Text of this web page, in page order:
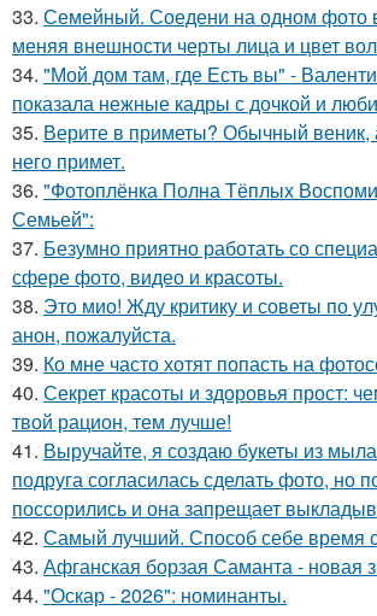
33. Семейный. Соедени на одном фото
меняя внешности черты лица и цвет
34. "Мой дом там, где Есть вы" -
показала нежные кадры с дочкой и
35. Верите в приметы? Обычный веник,
него примет.
36. "Фотоплёнка Полна Тёплых
Семьей":
37. Безумно приятно работать со
сфере фото, видео и красоты.
38. Это мио! Жду критику и советы по
анон, пожалуйста.
39. Ко мне часто хотят попасть на
40. Секрет красоты и здоровья прост:
твой рацион, тем лучше!
41. Выручайте, я создаю букеты из
подруга согласилась сделать фото, но
поссорились и она запрещает
42. Самый лучший. Способ себе время
43. Афганская борзая Саманта - новая
44. "Оскар - 2026": номинанты.